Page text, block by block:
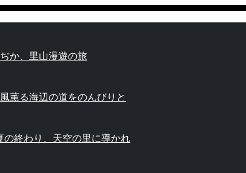
か、里山漫遊の旅
薫る海辺の道をのんびりと
の終わり、天空の里に導かれ